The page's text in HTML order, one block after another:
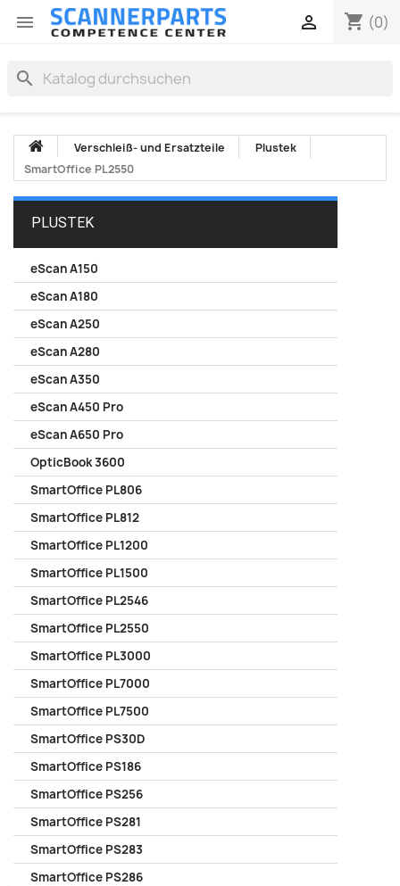
 shopping_cart (0)

search
Verschleiß- und Ersatzteile
Plustek
SmartOffice PL2550
PLUSTEK
eScan A150
eScan A180
eScan A250
eScan A280
eScan A350
eScan A450 Pro
eScan A650 Pro
OpticBook 3600
SmartOffice PL806
SmartOffice PL812
SmartOffice PL1200
SmartOffice PL1500
SmartOffice PL2546
SmartOffice PL2550
SmartOffice PL3000
SmartOffice PL7000
SmartOffice PL7500
SmartOffice PS30D
SmartOffice PS186
SmartOffice PS256
SmartOffice PS281
SmartOffice PS283
SmartOffice PS286